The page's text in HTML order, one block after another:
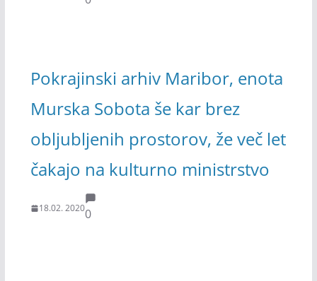
Pokrajinski arhiv Maribor, enota
Murska Sobota še kar brez
obljubljenih prostorov, že več let
čakajo na kulturno ministrstvo
18.02. 20200